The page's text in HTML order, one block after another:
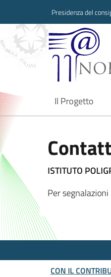
Presidenza del
Il Progetto
current
ISTITUTO
Per
CON IL